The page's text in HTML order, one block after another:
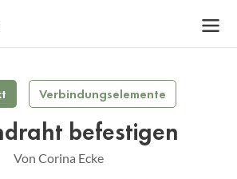
Verbindungselemente
befestigen
Von Corina Ecke